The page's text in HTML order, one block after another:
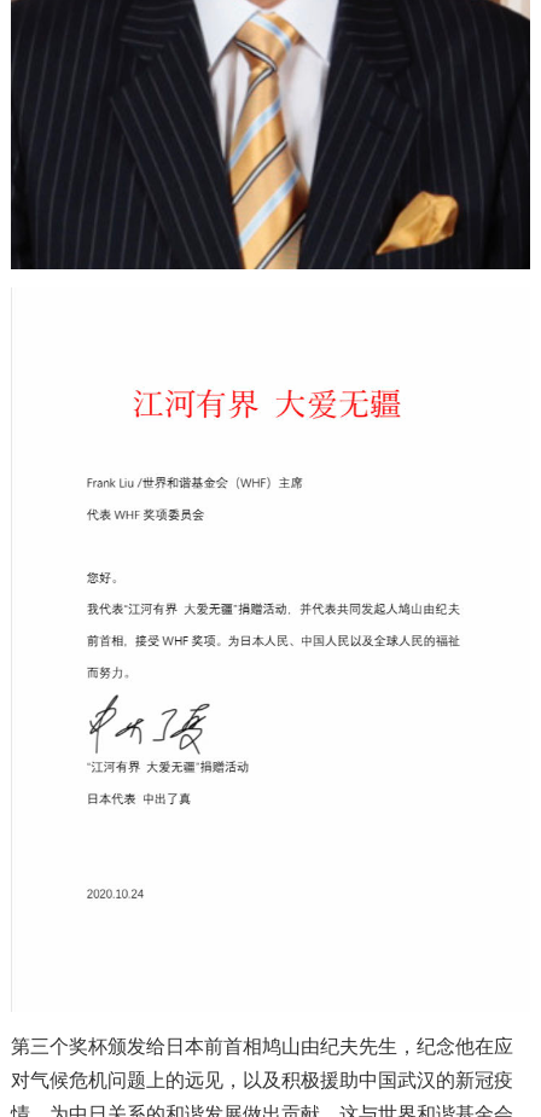
第三个奖杯颁发给日本前首相鸠山由纪夫先生，纪念他在应
对气候危机问题上的远见，以及积极援助中国武汉的新冠疫